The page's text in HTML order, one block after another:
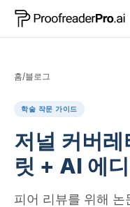
홈/블로그
학술 작문 가이드
저널 커버
릿 + AI 에
피어 리뷰를 위해 논